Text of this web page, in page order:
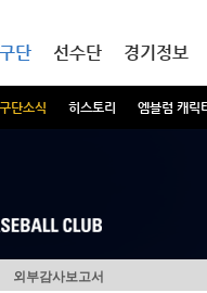
구단
구단소식 히스토리 엠블럼 캐릭
선수단 경기정보
외부감사보고서